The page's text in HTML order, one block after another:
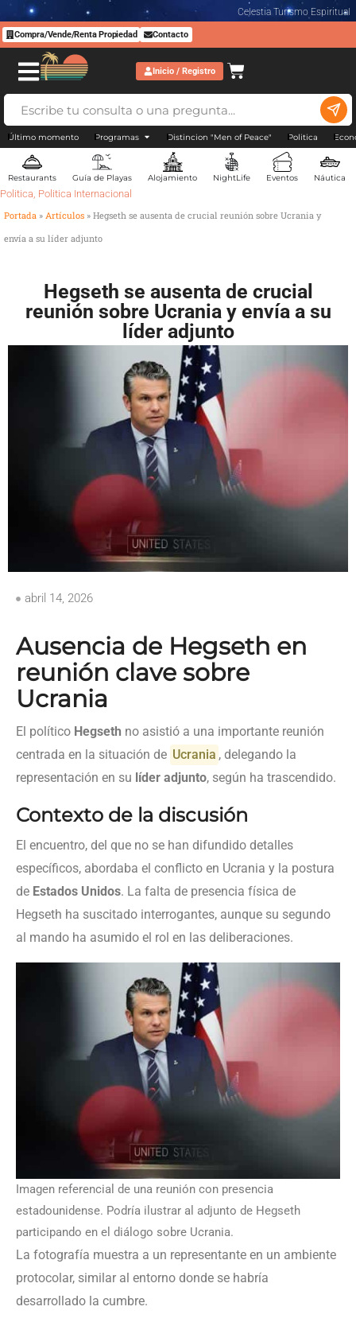
Celestia Turismo Espiritual
Compra/Vende/Renta Propiedad Contacto
Inicio / Registro
Último momento Programas Distincion "Men of Peace" Politica
Restaurants Guía de Playas Alojamiento NightLife Eventos Náutica
Politica, Politica Internacional
Portada » Artículos » Hegseth se ausenta de crucial reunión sobre Ucrania y
envía a su líder adjunto
Hegseth se ausenta de crucial
reunión sobre Ucrania y envía a su
líder adjunto
abril 14, 2026
Ausencia de Hegseth en
reunión clave sobre
Ucrania
El político Hegseth no asistió a una importante reunión
centrada en la situación de Ucrania , delegando la
representación en su líder adjunto, según ha trascendido.
Contexto de la discusión
El encuentro, del que no se han difundido detalles
específicos, abordaba el conflicto en Ucrania y la postura
de Estados Unidos. La falta de presencia física de
Hegseth ha suscitado interrogantes, aunque su segundo
al mando ha asumido el rol en las deliberaciones.
Imagen referencial de una reunión con presencia
estadounidense. Podría ilustrar al adjunto de Hegseth
participando en el diálogo sobre Ucrania.
La fotografía muestra a un representante en un ambiente
protocolar, similar al entorno donde se habría
desarrollado la cumbre.